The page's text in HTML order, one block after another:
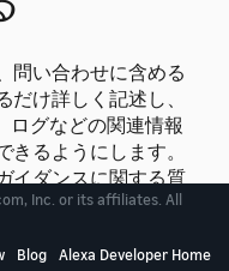
問い合わせに含める
け詳しく記述し、
ログなどの関連情報
るようにします。
イダンスに関する質
を含めてください。
Inc. or its affiliates. All
Blog Alexa Developer Home